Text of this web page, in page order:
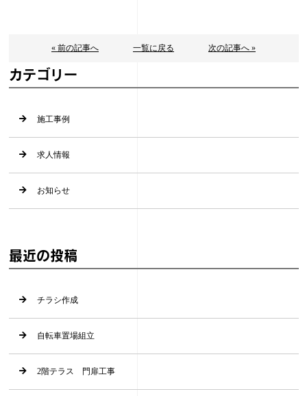
« 前の記事へ 一覧に戻る 次の記事へ »
カテゴリー
施工事例
求人情報
お知らせ
最近の投稿
チラシ作成
自転車置場組立
2階テラス 門扉工事